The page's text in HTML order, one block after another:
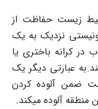
زیست حفاظت از
نزدیک به یک
کرانه باختری یا
عبارتی دیگر یک
ضمن آلوده کردن
منطقه آلوده میکند.